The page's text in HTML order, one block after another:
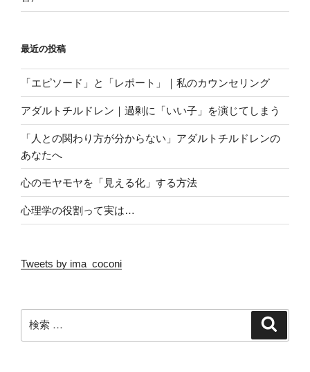
最近の投稿
「エピソード」と「レポート」｜私のカウンセリング
アダルトチルドレン｜過剰に「いい子」を演じてしまう
「人との関わり方が分からない」アダルトチルドレンの
あなたへ
心のモヤモヤを「見える化」する方法
心理学の役割って実は…
Tweets by ima_coconi
検
索: